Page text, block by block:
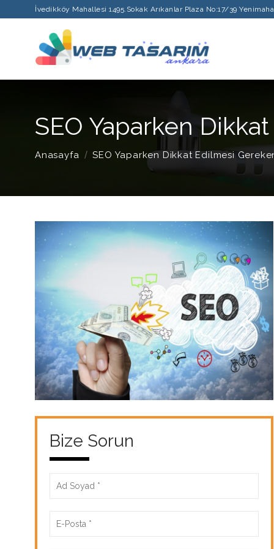
İvedikköy Mahallesi 1495.Sokak Arıkanlar Plaza No:17/39
SEO Yaparken
Anasayfa SEO Yaparken Dikkat Edilmesi
Bize Sorun